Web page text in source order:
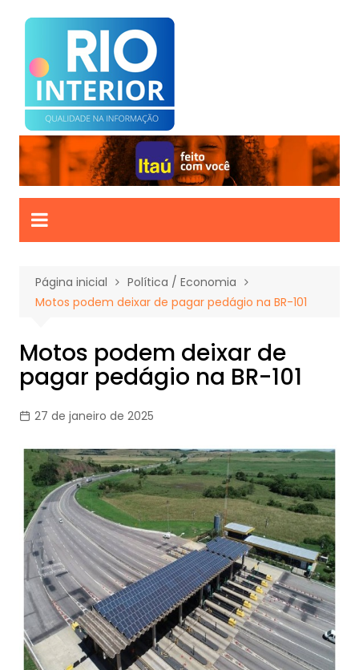
para
conteúdo
Página inicial
Política / Economia
Motos podem deixar de pagar pedágio na BR-101
Motos podem deixar de
pagar pedágio na BR-101
27 de janeiro de 2025